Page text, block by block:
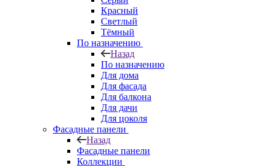
Красный
Светлый
Тёмный
По назначению
Назад
По назначению
Для дома
Для фасада
Для балкона
Для дачи
Для цоколя
Фасадные панели
Назад
Фасадные панели
Коллекции